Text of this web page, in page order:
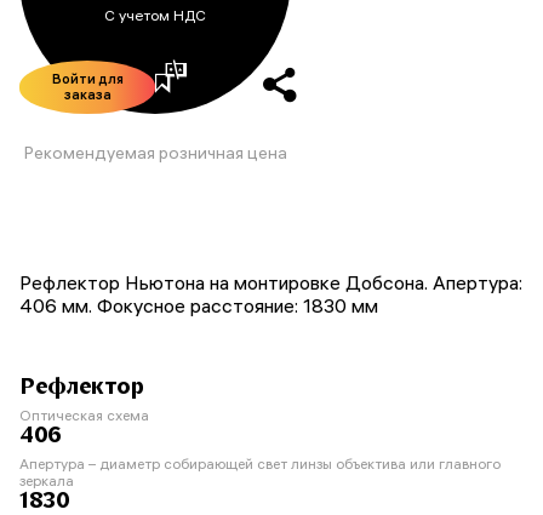
С учетом НДС
Войти для
заказа
Рекомендуемая розничная цена
Рефлектор Ньютона на монтировке Добсона. Апертура:
406 мм. Фокусное расстояние: 1830 мм
Рефлектор
Оптическая схема
406
Апертура – диаметр собирающей свет линзы объектива или главного
зеркала
1830